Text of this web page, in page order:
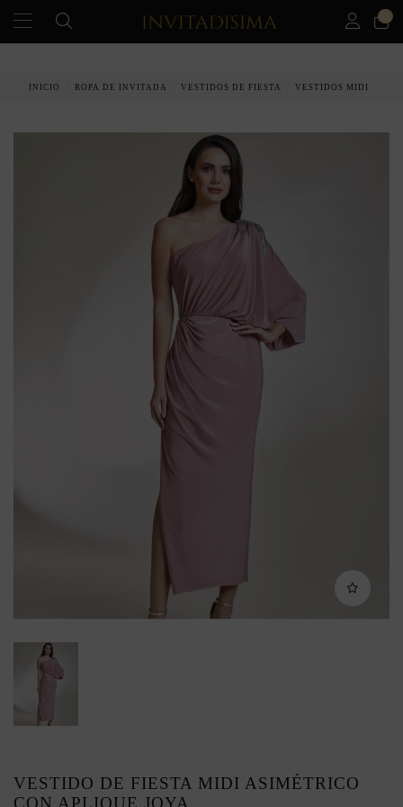
INICIO ROPA DE INVITADA VESTIDOS DE FIESTA VESTIDOS MIDI
VESTIDO DE FIESTA MIDI ASIMÉTRICO
CON APLIQUE JOYA